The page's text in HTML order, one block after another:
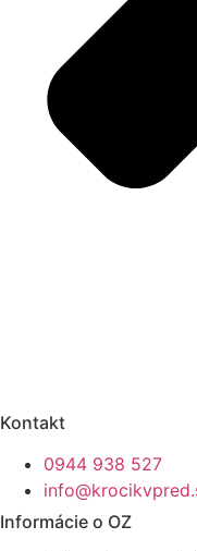
Kontakt
0944 938 527
Informácie o OZ